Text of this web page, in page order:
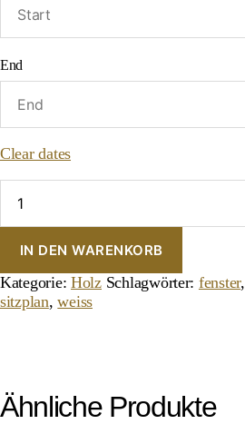
End
Clear dates
"Rustikal"
IN DEN WARENKORB
Kategorie:Holz Schlagwörter: fenster,
sitzplan,weiss
Ähnliche Produkte